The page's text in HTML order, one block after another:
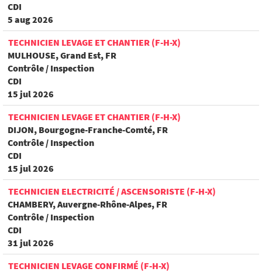
CDI
5 aug 2026
TECHNICIEN LEVAGE ET CHANTIER (F-H-X)
MULHOUSE, Grand Est, FR
Contrôle / Inspection
CDI
15 jul 2026
TECHNICIEN LEVAGE ET CHANTIER (F-H-X)
DIJON, Bourgogne-Franche-Comté, FR
Contrôle / Inspection
CDI
15 jul 2026
TECHNICIEN ELECTRICITÉ / ASCENSORISTE (F-H-X)
CHAMBERY, Auvergne-Rhône-Alpes, FR
Contrôle / Inspection
CDI
31 jul 2026
TECHNICIEN LEVAGE CONFIRMÉ (F-H-X)